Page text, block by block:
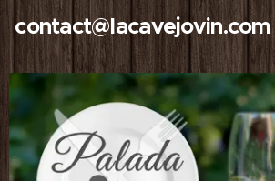
contact@lacavejovin.com